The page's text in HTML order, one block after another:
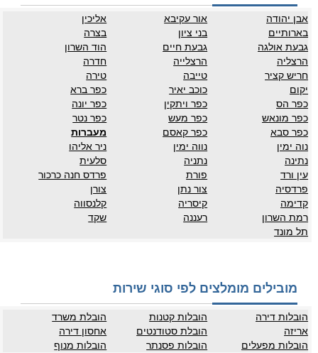
אבן יהודה אור עקיבא
אליכין
בארותיים
בני ציון
בצרה
גבעת אולגה
גבעת חיים
הוד השרון
הרצליה
הרצלייה
חדרה
חריש קציר
טייבה
טירה
יקום
כוכב יאיר
כפר ברא
כפר הס
כפר ויתקין
כפר יונה
כפר מונאש
כפר מעש
כפר נטר
כפר סבא
כפר קאסם
מעברות
נוה ימין
נווה ימין
ניר אליהו
נתינה
נתניה
סלעית
עין ורד
פורת
פרדס חנה כרכור
פרדסיה
צור נתן
צורן
קדימה
קיסריה
קלנסווה
רמת השרון
רעננה
שקד
תל מונד
מובילים מומלצים לפי סוגי שירות
הובלות דירה הובלות קטנות
הובלת משרד
אריזה
הובלת סטודנטים
אחסון דירה
הובלות מפעלים
הובלות פסנתר הובלות מנוף